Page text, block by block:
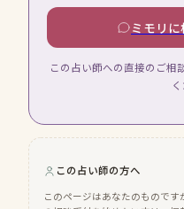
ミモリに
この占い師への直接のご相
この占い師の方へ
このページはあなたのもので